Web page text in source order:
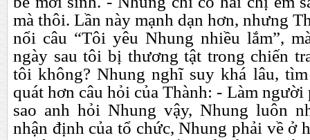
mà thôi. Lần này mạnh dạn hơn, nhưng
nổi câu “Tôi yêu Nhung nhiều lắm”,
ngày sau tôi bị thương tật trong chiến
tôi không? Nhung nghĩ suy khá lâu,
quát hơn câu hỏi của Thành: - Làm người
sao anh hỏi Nhung vậy, Nhung luôn
nhận định của tổ chức, Nhung phải về ở